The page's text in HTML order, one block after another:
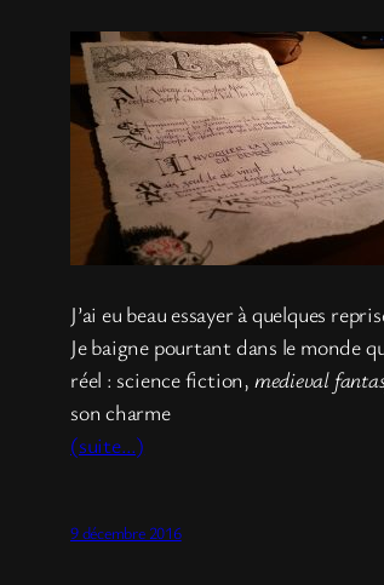
J’ai eu beau essayer à quelques
Je baigne pourtant dans le monde
réel : science fiction, medieval
son charme
(suite…)
9 décembre 2016